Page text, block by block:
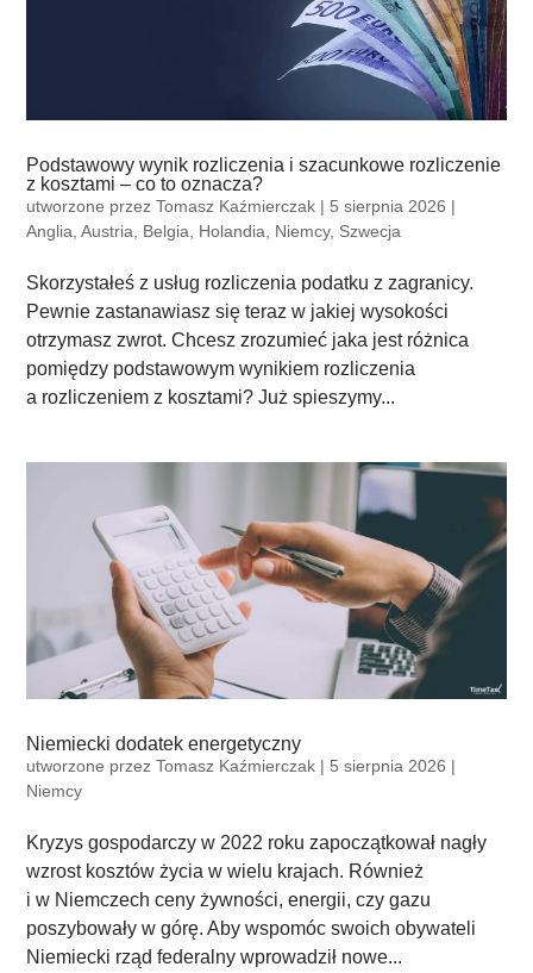
Podstawowy wynik rozliczenia i szacunkowe rozliczenie
z kosztami – co to oznacza?
utworzone przezTomasz Kaźmierczak | 5 sierpnia 2026 |
Anglia,Austria, Belgia, Holandia, Niemcy, Szwecja
Skorzystałeś z usług rozliczenia podatku z zagranicy.
Pewnie zastanawiasz się teraz w jakiej wysokości
otrzymasz zwrot. Chcesz zrozumieć jaka jest różnica
pomiędzy podstawowym wynikiem rozliczenia
a rozliczeniem z kosztami? Już spieszymy...
Niemiecki dodatek energetyczny
utworzone przezTomasz Kaźmierczak | 5 sierpnia 2026 |
Niemcy
Kryzys gospodarczy w 2022 roku zapoczątkował nagły
wzrost kosztów życia w wielu krajach. Również
i w Niemczech ceny żywności, energii, czy gazu
poszybowały w górę. Aby wspomóc swoich obywateli
Niemiecki rząd federalny wprowadził nowe...